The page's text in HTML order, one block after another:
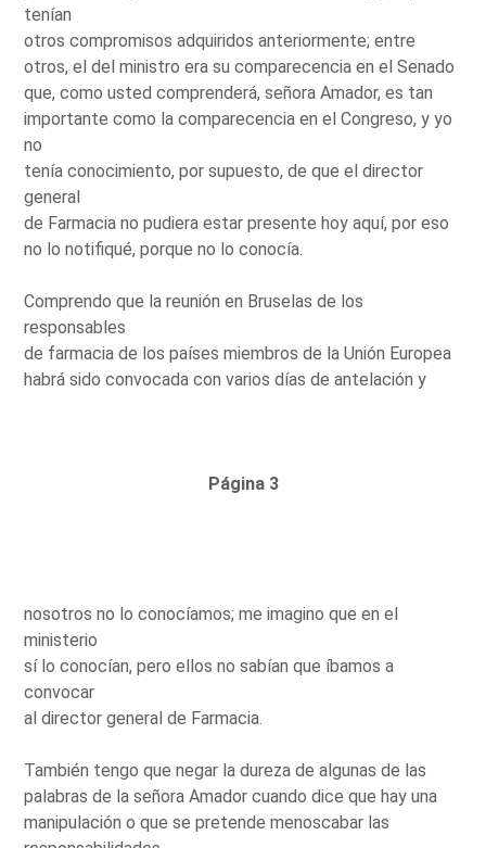
tenían
otros compromisos adquiridos anteriormente; entre
otros, el del ministro era su comparecencia en el Senado
que, como usted comprenderá, señora Amador, es tan
importante como la comparecencia en el Congreso, y yo
no
tenía conocimiento, por supuesto, de que el director
general
de Farmacia no pudiera estar presente hoy aquí, por eso
no lo notifiqué, porque no lo conocía.
Comprendo que la reunión en Bruselas de los
responsables
de farmacia de los países miembros de la Unión Europea
habrá sido convocada con varios días de antelación y
Página 3
nosotros no lo conocíamos; me imagino que en el
ministerio
sí lo conocían, pero ellos no sabían que íbamos a
convocar
al director general de Farmacia.
También tengo que negar la dureza de algunas de las
palabras de la señora Amador cuando dice que hay una
manipulación o que se pretende menoscabar las